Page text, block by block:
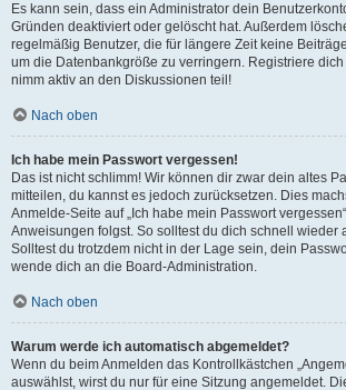
Es kann sein, dass ein Administrator dein
Gründen deaktiviert oder gelöscht hat. Außerdem
regelmäßig Benutzer, die für längere Zeit keine
um die Datenbankgröße zu verringern. Registriere
nimm aktiv an den Diskussionen teil!
Nach oben
Ich habe mein Passwort vergessen!
Das ist nicht schlimm! Wir können dir zwar dein altes
mitteilen, du kannst es jedoch zurücksetzen. Dies
Anmelde-Seite auf „Ich habe mein Passwort
Anweisungen folgst. So solltest du dich schnell wieder
Solltest du trotzdem nicht in der Lage sein, dein
wende dich an die Board-Administration.
Nach oben
Warum werde ich automatisch abgemeldet?
Wenn du beim Anmelden das Kontrollkästchen
auswählst, wirst du nur für eine Sitzung angemeldet.